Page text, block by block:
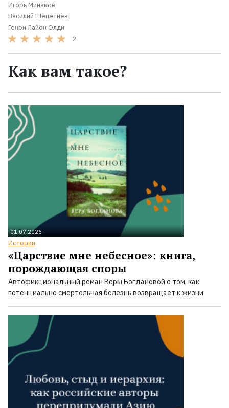
Игорь Минаков
Василий Щепетнёв
Генри Лайон Олди
2
Как вам такое?
01.07.2026
Истории
«Царствие мне небесное»: книга,
порождающая споры
Автофикциональный роман Веры Богдановой о том, как
потенциально смертельная болезнь возвращает к жизни.